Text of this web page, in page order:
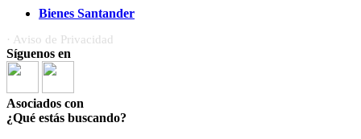
Bienes Santander
· Aviso de Privacidad
Síguenos en
Asociados con
¿Qué estás buscando?